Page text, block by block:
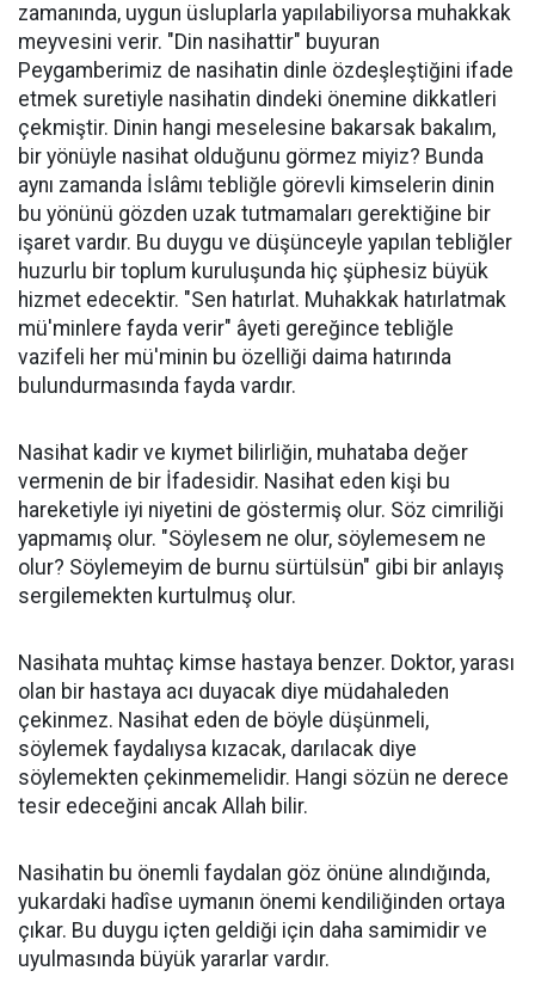
zamanında, uygun üsluplarla yapılabiliyorsa muhakkak
meyvesini verir. "Din nasihattir" buyuran
Peygamberimiz de nasihatin dinle özdeşleştiğini ifade
etmek suretiyle nasihatin dindeki önemine dikkatleri
çekmiştir. Dinin hangi meselesine bakarsak bakalım,
bir yönüyle nasihat olduğunu görmez miyiz? Bunda
aynı zamanda İslâmı tebliğle görevli kimselerin dinin
bu yönünü gözden uzak tutmamaları gerektiğine bir
işaret vardır. Bu duygu ve düşünceyle yapılan tebliğler
huzurlu bir toplum kuruluşunda hiç şüphesiz büyük
hizmet edecektir. "Sen hatırlat. Muhakkak hatırlatmak
mü'minlere fayda verir" âyeti gereğince tebliğle
vazifeli her mü'minin bu özelliği daima hatırında
bulundurmasında fayda vardır.
Nasihat kadir ve kıymet bilirliğin, muhataba değer
vermenin de bir İfadesidir. Nasihat eden kişi bu
hareketiyle iyi niyetini de göstermiş olur. Söz cimriliği
yapmamış olur. "Söylesem ne olur, söylemesem ne
olur? Söylemeyim de burnu sürtülsün" gibi bir anlayış
sergilemekten kurtulmuş olur.
Nasihata muhtaç kimse hastaya benzer. Doktor, yarası
olan bir hastaya acı duyacak diye müdahaleden
çekinmez. Nasihat eden de böyle düşünmeli,
söylemek faydalıysa kızacak, darılacak diye
söylemekten çekinmemelidir. Hangi sözün ne derece
tesir edeceğini ancak Allah bilir.
Nasihatin bu önemli faydalan göz önüne alındığında,
yukardaki hadîse uymanın önemi kendiliğinden ortaya
çıkar. Bu duygu içten geldiği için daha samimidir ve
uyulmasında büyük yararlar vardır.